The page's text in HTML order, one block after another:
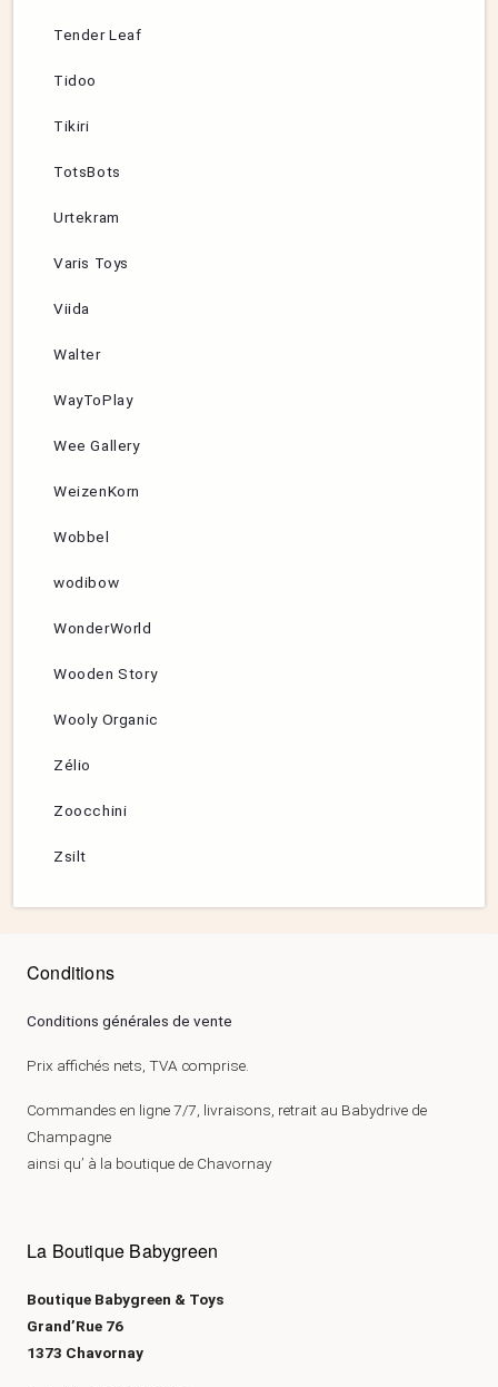
Tender Leaf
Tidoo
Tikiri
TotsBots
Urtekram
Varis Toys
Viida
Walter
WayToPlay
Wee Gallery
WeizenKorn
Wobbel
wodibow
WonderWorld
Wooden Story
Wooly Organic
Zélio
Zoocchini
Zsilt
Conditions
Conditions générales de vente
Prix affichés nets, TVA comprise.
Commandes en ligne 7/7, livraisons, retrait au Babydrive de
Champagne
ainsi qu’ à la boutique de Chavornay
La Boutique Babygreen
Boutique Babygreen & Toys
Grand’Rue 76
1373 Chavornay